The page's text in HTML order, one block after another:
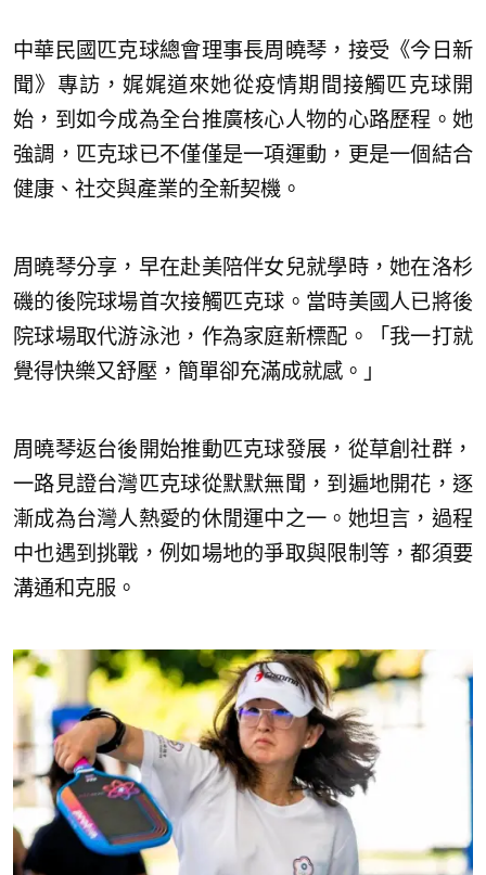
中華民國匹克球總會理事長周曉琴，接受《今日新
聞》專訪，娓娓道來她從疫情期間接觸匹克球開
始，到如今成為全台推廣核心人物的心路歷程。她
強調，匹克球已不僅僅是一項運動，更是一個結合
健康、社交與產業的全新契機。
周曉琴分享，早在赴美陪伴女兒就學時，她在洛杉
磯的後院球場首次接觸匹克球。當時美國人已將後
院球場取代游泳池，作為家庭新標配。「我一打就
覺得快樂又舒壓，簡單卻充滿成就感。」
周曉琴返台後開始推動匹克球發展，從草創社群，
一路見證台灣匹克球從默默無聞，到遍地開花，逐
漸成為台灣人熱愛的休閒運中之一。她坦言，過程
中也遇到挑戰，例如場地的爭取與限制等，都須要
溝通和克服。